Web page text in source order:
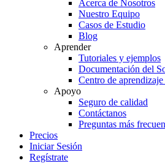
Acerca de Nosotros
Nuestro Equipo
Casos de Estudio
Blog
Aprender
Tutoriales y ejemplos
Documentación del
Centro de aprendizaje
Apoyo
Seguro de calidad
Contáctanos
Preguntas más
Precios
Iniciar Sesión
Regístrate